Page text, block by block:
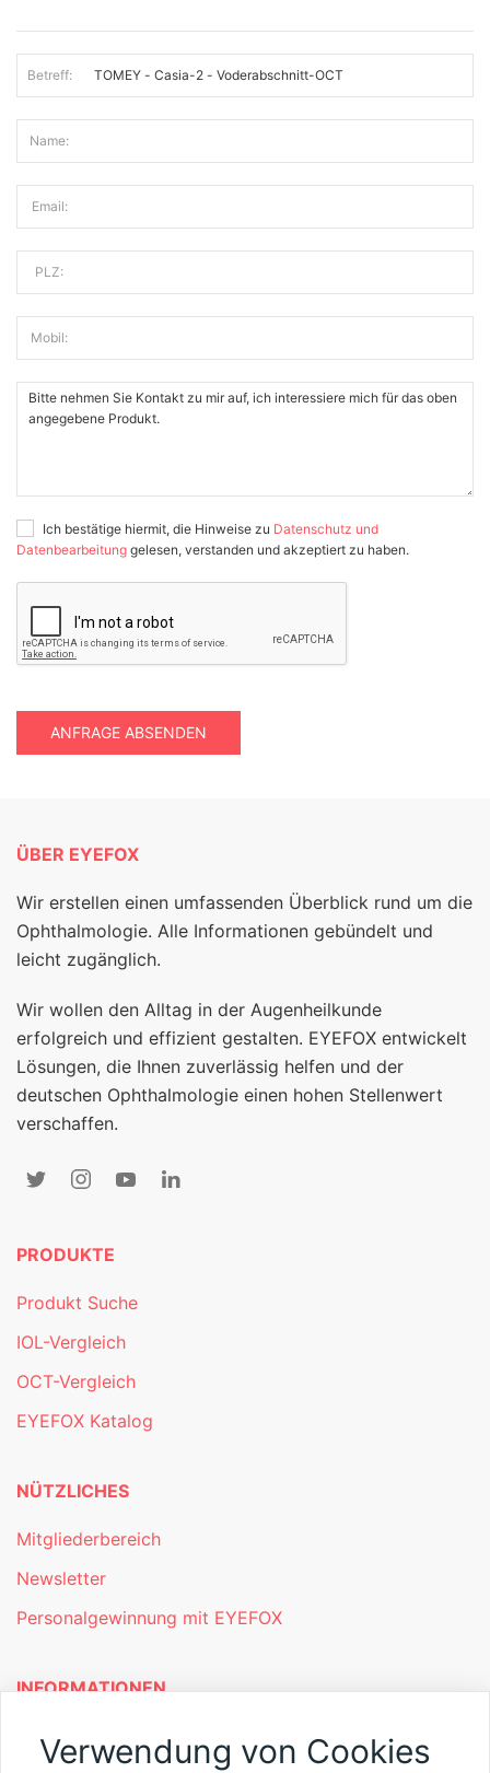
Betreff:
Name:
Email:
PLZ:
Mobil:
Ich bestätige hiermit, die Hinweise zu Datenschutz und
Datenbearbeitung gelesen, verstanden und akzeptiert zu haben.
ANFRAGE ABSENDEN
ÜBER EYEFOX
Wir erstellen einen umfassenden Überblick rund um die
Ophthalmologie. Alle Informationen gebündelt und
leicht zugänglich.
Wir wollen den Alltag in der Augenheilkunde
erfolgreich und effizient gestalten. EYEFOX entwickelt
Lösungen, die Ihnen zuverlässig helfen und der
deutschen Ophthalmologie einen hohen Stellenwert
verschaffen.
PRODUKTE
Produkt Suche
IOL-Vergleich
OCT-Vergleich
EYEFOX Katalog
NÜTZLICHES
Mitgliederbereich
Newsletter
Personalgewinnung mit EYEFOX
INFORMATIONEN
Was ist EYEFOX – Ihre Möglichkeiten
Verwendung von Cookies